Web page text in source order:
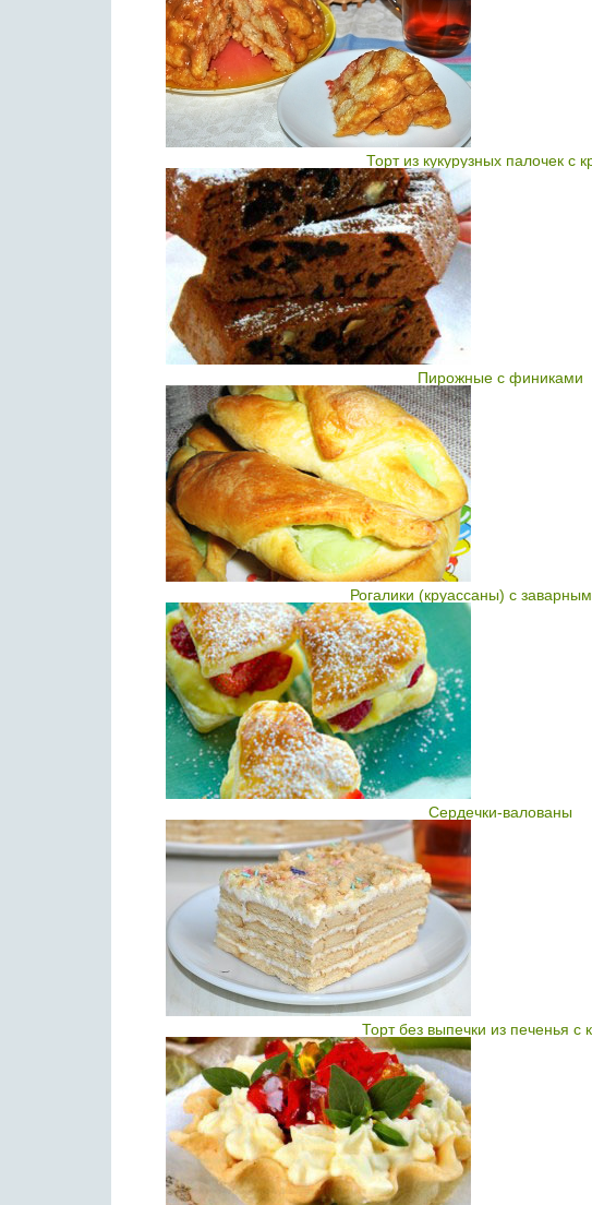
Торт из кукурузных палочек с
Пирожные с финиками
Рогалики (круассаны) с
Сердечки-валованы
Торт без выпечки из печенья с